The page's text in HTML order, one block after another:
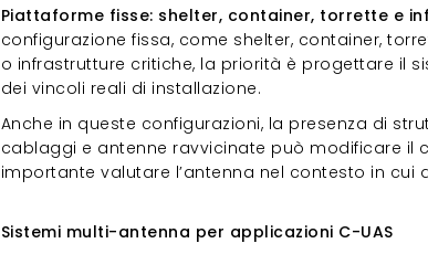
Piattaforme fisse: shelter, container, torrette e
configurazione fissa, come shelter, container,
o infrastrutture critiche, la priorità è progettare il
dei vincoli reali di installazione.
Anche in queste configurazioni, la presenza di
cablaggi e antenne ravvicinate può modificare il
importante valutare l’antenna nel contesto in cui
Sistemi multi-antenna per applicazioni C-UAS